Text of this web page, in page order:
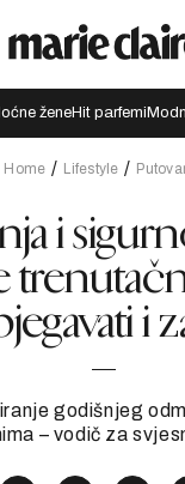
ženeHit parfemi
Home Lifestyle
i
i
godišnjeg
– vodič za